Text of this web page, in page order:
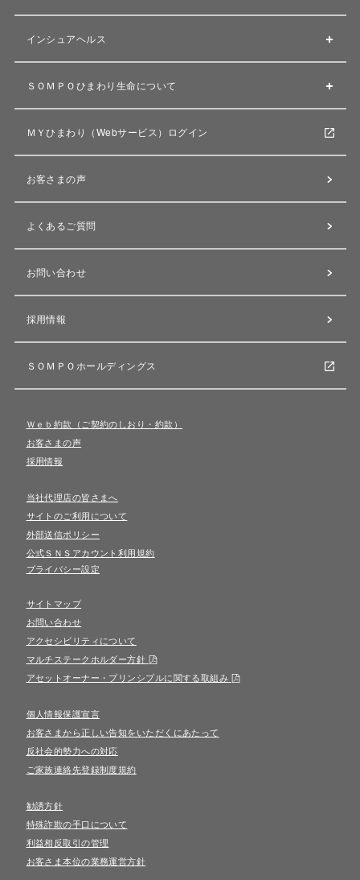
インシュアヘルス
ＳＯＭＰＯひまわり生命について
ＭＹひまわり（Webサービス）ログイン
お客さまの声
よくあるご質問
お問い合わせ
採用情報
ＳＯＭＰＯホールディングス
Ｗｅｂ約款（ご契約のしおり・約款）
お客さまの声
採用情報
当社代理店の皆さまへ
サイトのご利用について
外部送信ポリシー
公式ＳＮＳアカウント利用規約
プライバシー設定
サイトマップ
お問い合わせ
アクセシビリティについて
マルチステークホルダー方針
アセットオーナー・プリンシプルに関する取組み
個人情報保護宣言
お客さまから正しい告知をいただくにあたって
反社会的勢力への対応
ご家族連絡先登録制度規約
勧誘方針
特殊詐欺の手口について
利益相反取引の管理
お客さま本位の業務運営方針